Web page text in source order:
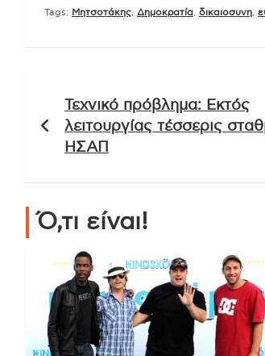
Tags: Mητσοτάκης Δημοκρατία δικαιοσυνη
άρθρων
Τεχνικό πρόβλημα: Εκτός
λειτουργίας τέσσερις
ΗΣΑΠ
Ό,τι είναι!